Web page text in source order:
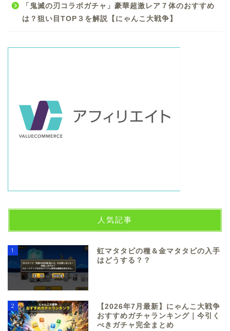
「鬼滅の刃コラボガチャ」豪華超激レア７体のおすすめ
は？狙い目TOP３を解説【にゃんこ大戦争】
人気記事
1
虹マタタビの種＆金マタタビの入手
はどうする？？
2
【2026年7月最新】にゃんこ大戦争
おすすめガチャランキング｜今引く
べきガチャ完全まとめ